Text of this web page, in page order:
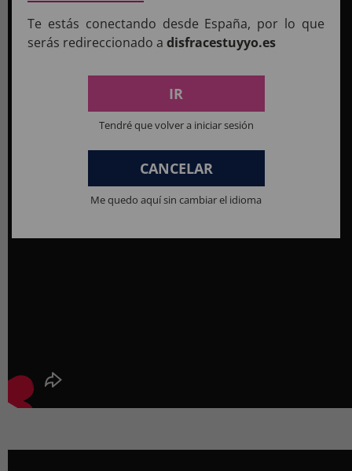
Te estás conectando desde España, por lo que
serás redireccionado a disfracestuyyo.es
IR
Tendré que volver a iniciar sesión
CANCELAR
Me quedo aquí sin cambiar el idioma